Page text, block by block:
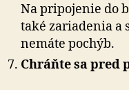
Na pripojenie do
také zariadenia a
nemáte pochýb.
Chráňte sa pred